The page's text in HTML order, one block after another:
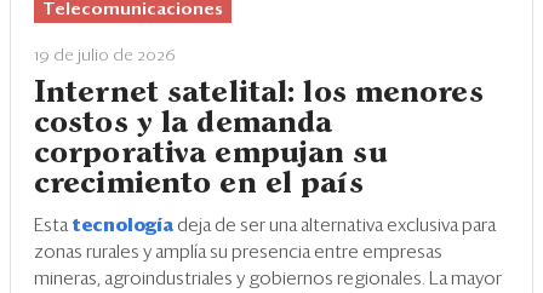
Telecomunicaciones
19 de julio de 2026
Internet satelital: los menores
costos y la demanda
corporativa empujan su
crecimiento en el país
Esta tecnología deja de ser una alternativa exclusiva para
zonas rurales y amplía su presencia entre empresas
mineras, agroindustriales y gobiernos regionales. La mayor